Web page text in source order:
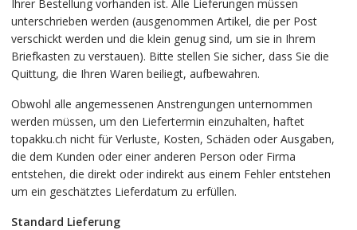
Ihrer Bestellung vorhanden ist. Alle Lieferungen müssen
unterschrieben werden (ausgenommen Artikel, die per Post
verschickt werden und die klein genug sind, um sie in Ihrem
Briefkasten zu verstauen). Bitte stellen Sie sicher, dass Sie die
Quittung, die Ihren Waren beiliegt, aufbewahren.
Obwohl alle angemessenen Anstrengungen unternommen
werden müssen, um den Liefertermin einzuhalten, haftet
topakku.ch nicht für Verluste, Kosten, Schäden oder Ausgaben,
die dem Kunden oder einer anderen Person oder Firma
entstehen, die direkt oder indirekt aus einem Fehler entstehen
um ein geschätztes Lieferdatum zu erfüllen.
Standard Lieferung